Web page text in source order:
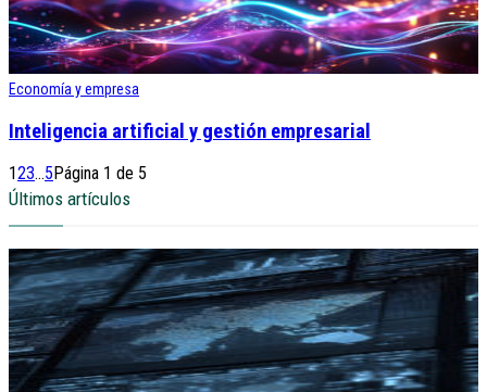
Economía y empresa
Inteligencia artificial y gestión empresarial
123...5 Página 1 de 5
Últimos artículos